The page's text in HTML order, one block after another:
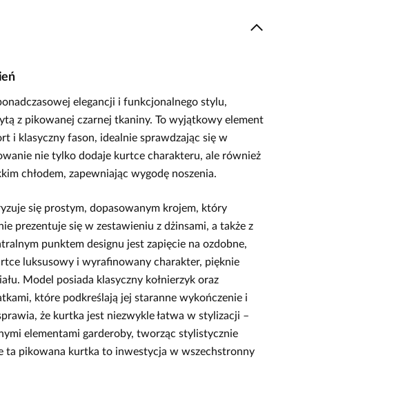
elegancji i funkcjonalnego stylu,
z pikowanej czarnej tkaniny. To wyjątkowy element
i klasyczny fason, idealnie sprawdzając się w
nie tylko dodaje kurtce charakteru, ale również
chłodem, zapewniając wygodę noszenia.
się prostym, dopasowanym krojem, który
prezentuje się w zestawieniu z dżinsami, a także z
punktem designu jest zapięcie na ozdobne,
luksusowy i wyrafinowany charakter, pięknie
Model posiada klasyczny kołnierzyk oraz
które podkreślają jej staranne wykończenie i
że kurtka jest niezwykle łatwa w stylizacji –
elementami garderoby, tworząc stylistycznie
ta pikowana kurtka to inwestycja w wszechstronny